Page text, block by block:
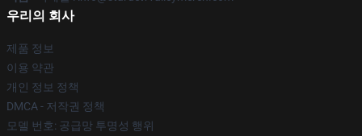
우리의 회사
제품 정보
이용 약관
개인 정보 정책
DMCA - 저작권 정책
모델 번호: 공급망 투명성 행위